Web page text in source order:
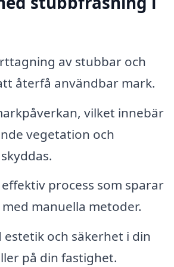
av stubbar och
återfå användbar mark.
vilket innebär
vegetation och
process som sparar
manuella metoder.
och säkerhet i din
på din fastighet.